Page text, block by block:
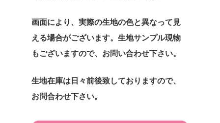
画面により、実際の生地の色と異なって見
える場合がございます。生地サンプル現物
もございますので、お問い合わせ下さい。
生地在庫は日々前後致しておりますので、
お問合わせ下さい。